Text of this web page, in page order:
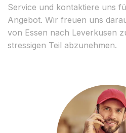
Service und kontaktiere uns
Angebot. Wir freuen uns
von Essen nach Leverkusen
stressigen Teil abzunehmen.